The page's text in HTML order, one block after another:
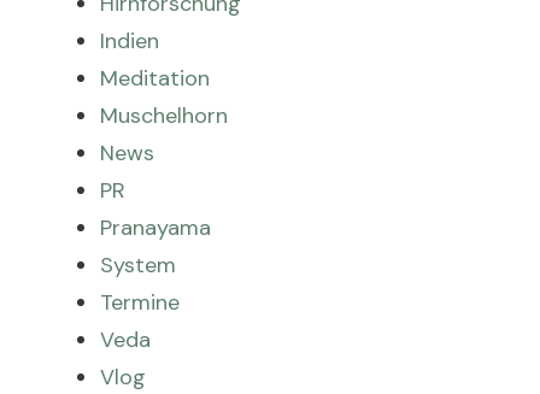
Indien
Meditation
Muschelhorn
News
PR
Pranayama
System
Termine
Veda
Vlog